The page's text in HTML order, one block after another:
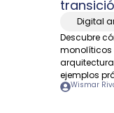
Digital
Descubre
monolíticos
ejemplos
Wismar